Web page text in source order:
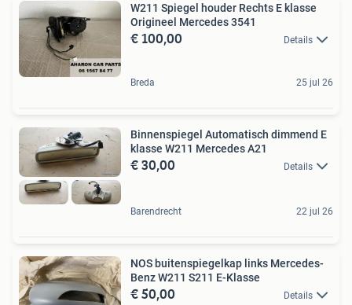
W211 Spiegel houder Rechts E klasse
Origineel Mercedes 3541
€ 100,00 Details
Breda 25 jul 26
Binnenspiegel Automatisch dimmend E
klasse W211 Mercedes A21
€ 30,00 Details
Barendrecht 22 jul 26
NOS buitenspiegelkap links Mercedes-
Benz W211 S211 E-Klasse
€ 50,00 Details